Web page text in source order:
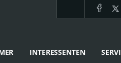
INTERESSENTEN